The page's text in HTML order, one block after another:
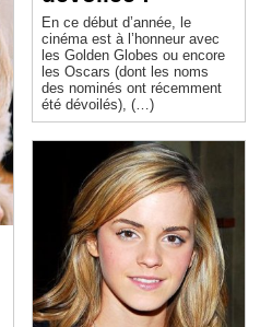
En ce début d’année, le
cinéma est à l’honneur avec
les Golden Globes ou encore
les Oscars (dont les noms
des nominés ont récemment
été dévoilés), (…)